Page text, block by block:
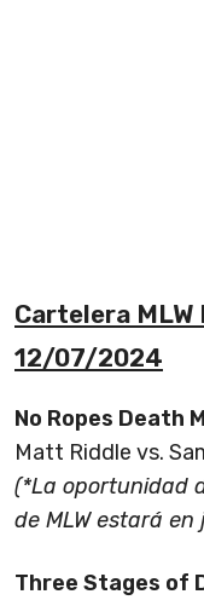
Cartelera
12/07/2024
No Ropes Death
Matt Riddle vs.
(*La oportunidad
de MLW estará en
Three Stages of